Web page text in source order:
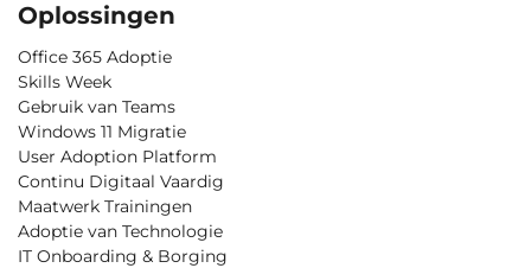
Oplossingen
Office 365 Adoptie
Skills Week
Gebruik van Teams
Windows 11 Migratie
User Adoption Platform
Continu Digitaal Vaardig
Maatwerk Trainingen
Adoptie van Technologie
IT Onboarding & Borging